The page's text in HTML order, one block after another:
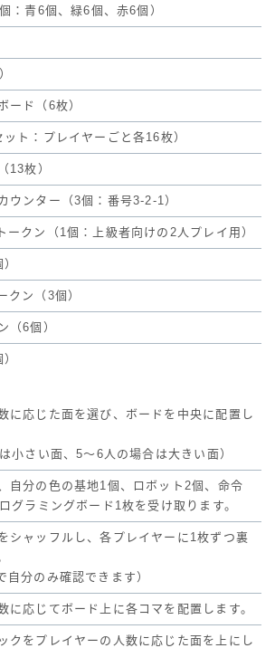
：青6個、緑6個、赤6個）
ード（6枚）
ト：プレイヤーごと各16枚）
13枚）
ウンター（3個：番号3-2-1）
ークン（1個：上級者向けの2人プレイ用）
クン（3個）
（6個）
に応じた面を選び、ボードを中央に配置し
小さい面、5～6人の場合は大きい面）
自分の色の基地1個、ロボット2個、命令
グラミングボード1枚を受け取ります。
シャッフルし、各プレイヤーに1枚ずつ裏
自分のみ確認できます）
に応じてボード上に各コマを配置します。
クをプレイヤーの人数に応じた面を上にし